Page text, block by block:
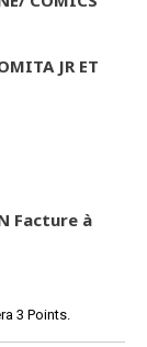
JR ET
Facture à
3 Points.